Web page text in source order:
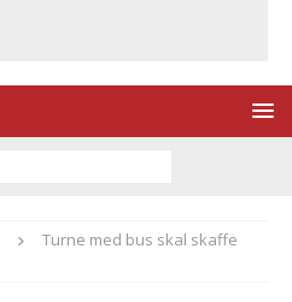
Turne med bus skal skaffe